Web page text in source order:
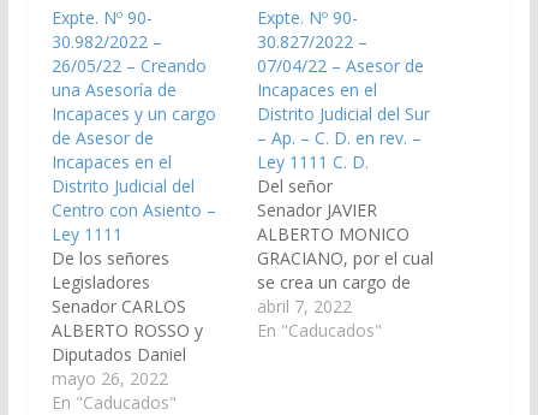
Expte. Nº 90-
30.982/2022 –
26/05/22 – Creando
una Asesoría de
Incapaces y un cargo
de Asesor de
Incapaces en el
Distrito Judicial del
Centro con Asiento –
Ley 1111
De los señores
Legisladores
Senador CARLOS
ALBERTO ROSSO y
Diputados Daniel
Segura y German Rallé,
creando una Asesoría
mayo 26, 2022
En "Caducados"
Expte. Nº 90-
30.827/2022 –
07/04/22 – Asesor de
Incapaces en el
Distrito Judicial del Sur
– Ap. – C. D. en rev. –
Ley 1111 C. D.
Del señor
Senador JAVIER
ALBERTO MONICO
GRACIANO, por el cual
se crea un cargo de
Asesor de Incapaces
en el Distrito Judicial
abril 7, 2022
En "Caducados"